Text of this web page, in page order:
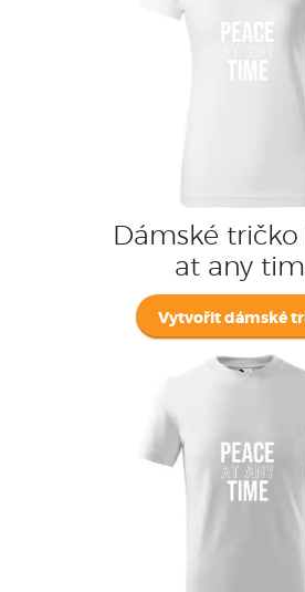
Dámské tričko
at any
Vytvořit dámské